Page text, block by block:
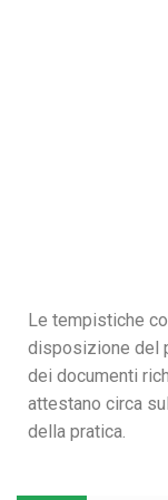
Le tempistiche
disposizione del
dei documenti
attestano circa
della pratica.